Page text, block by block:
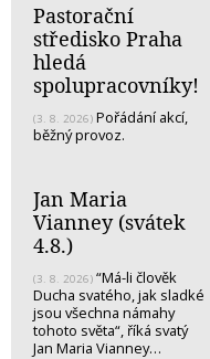
Pastorační
středisko Praha
hledá
spolupracovníky!
(3. 8. 2026) Pořádání akcí,
běžný provoz.
Jan Maria
Vianney (svátek
4.8.)
(3. 8. 2026) “Má-li člověk
Ducha svatého, jak sladké
jsou všechna námahy
tohoto světa“, říká svatý
Jan Maria Vianney…